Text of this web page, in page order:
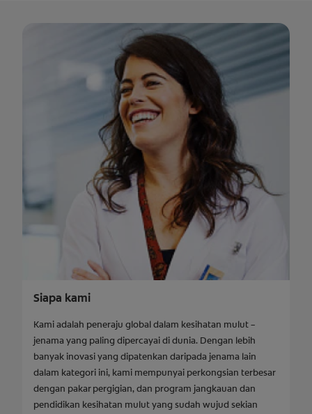
Siapa kami
Kami adalah peneraju global dalam kesihatan mulut –
jenama yang paling dipercayai di dunia. Dengan lebih
banyak inovasi yang dipatenkan daripada jenama lain
dalam kategori ini, kami mempunyai perkongsian terbesar
dengan pakar pergigian, dan program jangkauan dan
pendidikan kesihatan mulut yang sudah wujud sekian